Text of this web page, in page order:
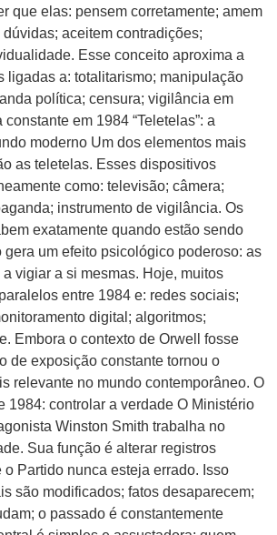
que elas: pensem corretamente; amem
aceitem contradições;
Esse conceito aproxima a
ligadas a: totalitarismo; manipulação
política; censura; vigilância em
em 1984 “Teletelas”: a
moderno Um dos elementos mais
as teletelas. Esses dispositivos
como: televisão; câmera;
instrumento de vigilância. Os
exatamente quando estão sendo
gera um efeito psicológico poderoso: as
vigiar a si mesmas. Hoje, muitos
entre 1984 e: redes sociais;
digital; algoritmos;
Embora o contexto de Orwell fosse
de exposição constante tornou o
relevante no mundo contemporâneo. O
1984: controlar a verdade O Ministério
Winston Smith trabalha no
Sua função é alterar registros
o Partido nunca esteja errado. Isso
são modificados; fatos desaparecem;
o passado é constantemente